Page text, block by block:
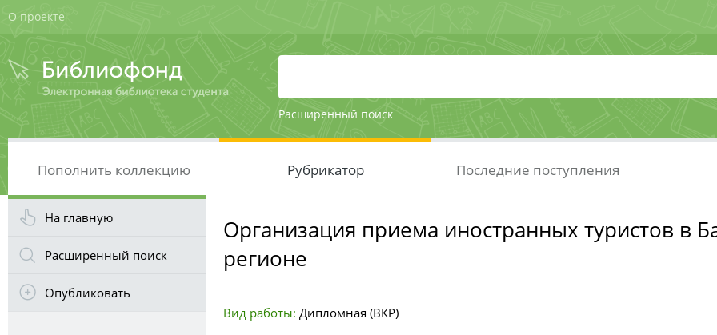
О проекте
Расширенный поиск
Пополнить коллекцию Рубрикатор Последние поступления
На главную
Расширенный поиск
Опубликовать
Организация приема иностранных туристов в
регионе
Вид работы: Дипломная (ВКР)